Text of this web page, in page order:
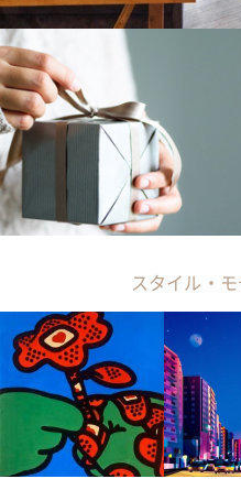
スタイル・